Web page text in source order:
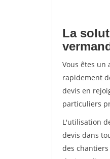
La
Vous êtes un
rapidement
devis en
particuliers
L'utilisation
devis dans
des chantiers